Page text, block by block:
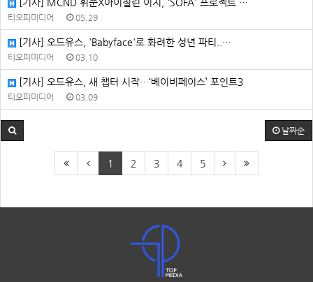
[기사] MCND 휘준X아이칠린 이지, 'SOFA' 프로젝트 …
티오피미디어 05.29
[기사] 오드유스, 'Babyface'로 화려한 성년 파티..…
티오피미디어 03.10
[기사] 오드유스, 새 챕터 시작…‘베이비페이스’ 포인트3
티오피미디어 03.09
날짜순
1 2 3 4 5